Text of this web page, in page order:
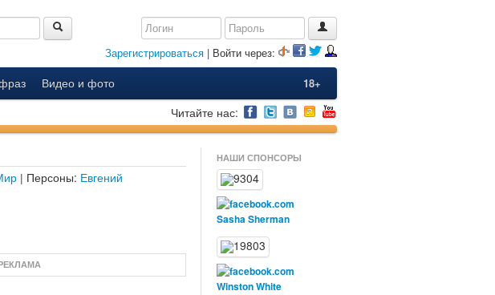
Зарегистрироваться | Войти через:
18+
Видео и фото
Читайте нас:
| Персоны: Евгений
НАШИ СПОНСОРЫ
Sasha Sherman
Winston White